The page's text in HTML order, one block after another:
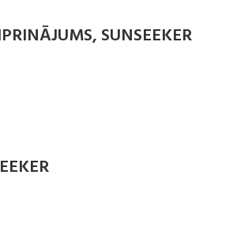
SUNSEEKER